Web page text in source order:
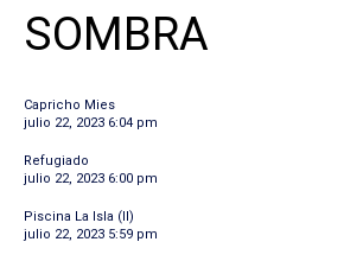
SOMBRA
Capricho Mies
julio 22, 2023 6:04 pm
Refugiado
julio 22, 2023 6:00 pm
Piscina La Isla (II)
julio 22, 2023 5:59 pm